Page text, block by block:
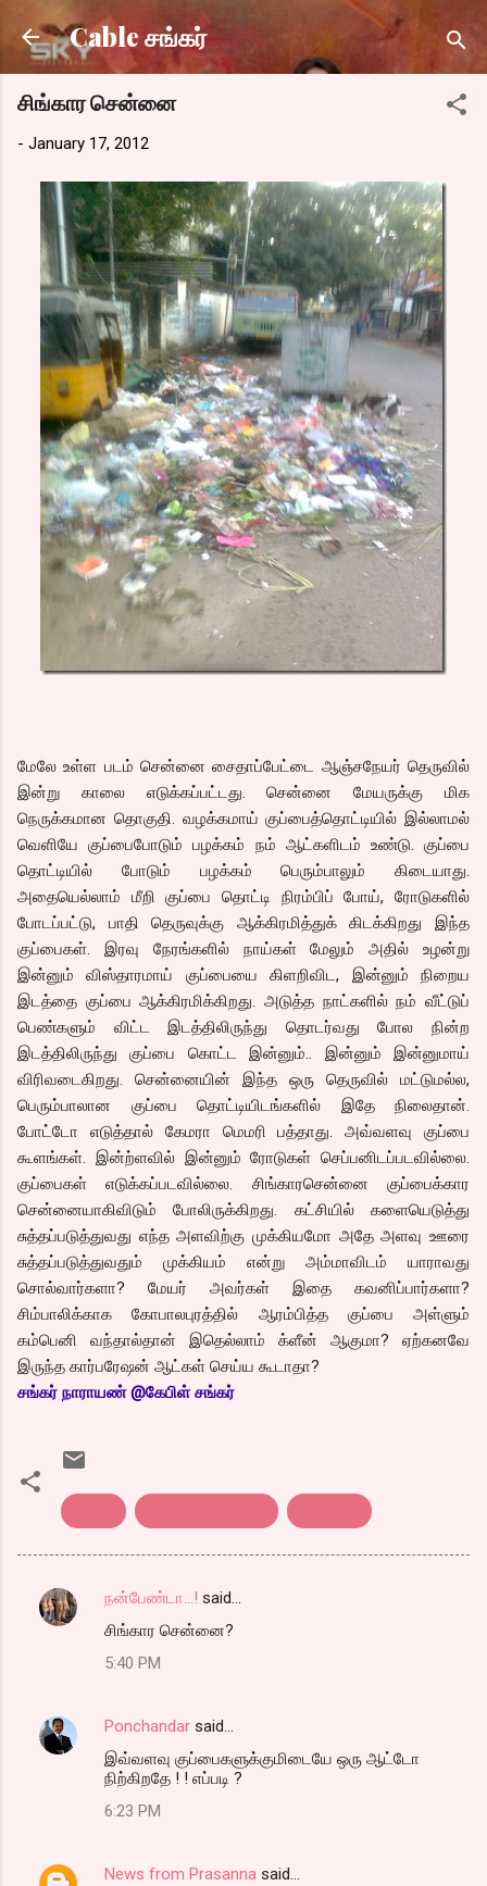
Skip to main content
Cable சங்கர்
சிங்கார சென்னை
- January 17, 2012
மேலே உள்ள படம் சென்னை சைதாப்பேட்டை ஆஞ்சநேயர் தெருவில்
இன்று காலை எடுக்கப்பட்டது. சென்னை மேயருக்கு மிக
நெருக்கமான தொகுதி. வழக்கமாய் குப்பைத்தொட்டியில் இல்லாமல்
வெளியே குப்பைபோடும் பழக்கம் நம் ஆட்களிடம் உண்டு. குப்பை
தொட்டியில் போடும் பழக்கம் பெரும்பாலும் கிடையாது.
அதையெல்லாம் மீறி குப்பை தொட்டி நிரம்பிப் போய், ரோடுகளில்
போடப்பட்டு, பாதி தெருவுக்கு ஆக்கிரமித்துக் கிடக்கிறது இந்த
குப்பைகள். இரவு நேரங்களில் நாய்கள் மேலும் அதில் உழன்று
இன்னும் விஸ்தாரமாய் குப்பையை கிளறிவிட, இன்னும் நிறைய
இடத்தை குப்பை ஆக்கிரமிக்கிறது. அடுத்த நாட்களில் நம் வீட்டுப்
பெண்களும் விட்ட இடத்திலிருந்து தொடர்வது போல நின்ற
இடத்திலிருந்து குப்பை கொட்ட இன்னும்.. இன்னும் இன்னுமாய்
விரிவடைகிறது. சென்னையின் இந்த ஒரு தெருவில் மட்டுமல்ல,
பெரும்பாலான குப்பை தொட்டியிடங்களில் இதே நிலைதான்.
போட்டோ எடுத்தால் கேமரா மெமரி பத்தாது. அவ்வளவு குப்பை
கூளங்கள். இன்ற்ளவில் இன்னும் ரோடுகள் செப்பனிடப்படவில்லை.
குப்பைகள் எடுக்கப்படவில்லை. சிங்காரசென்னை குப்பைக்கார
சென்னையாகிவிடும் போலிருக்கிறது. கட்சியில் களையெடுத்து
சுத்தப்படுத்துவது எந்த அளவிற்கு முக்கியமோ அதே அளவு ஊரை
சுத்தப்படுத்துவதும் முக்கியம் என்று அம்மாவிடம் யாராவது
சொல்வார்களா? மேயர் அவர்கள் இதை கவனிப்பார்களா?
சிம்பாலிக்காக கோபாலபுரத்தில் ஆரம்பித்த குப்பை அள்ளும்
கம்பெனி வந்தால்தான் இதெல்லாம் க்ளீன் ஆகுமா? ஏற்கனவே
இருந்த கார்பரேஷன் ஆட்கள் செய்ய கூடாதா?
சங்கர் நாராயண் @கேபிள் சங்கர்
C
e
நன்பேண்டா...! said…
சிங்கார சென்னை?
5:40 PM
Ponchandar said…
இவ்வளவு குப்பைகளுக்குமிடையே ஒரு ஆட்டோ
நிற்கிறதே ! ! எப்படி ?
6:23 PM
News from Prasanna said…